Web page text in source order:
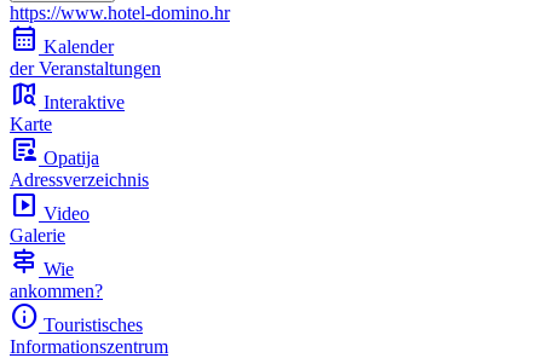
https://www.hotel-domino.hr
calendar_month Kalender
der Veranstaltungen
map_search Interaktive
Karte
article_person Opatija
Adressverzeichnis
slideshow Video
Galerie
signpost Wie
ankommen?
info Touristisches
Informationszentrum